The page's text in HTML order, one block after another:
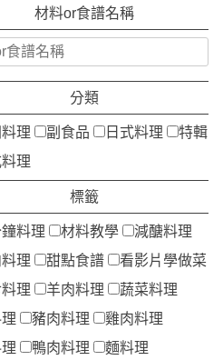
材料or食譜名稱
分類
理 副食品 日式料理
特輯
理
標籤
料理 材料教學
減醣料理
理
甜點食譜
看影片學做菜
理
羊肉料理
蔬菜料理
豬肉料理
雞肉料理
鴨肉料理 麵料理